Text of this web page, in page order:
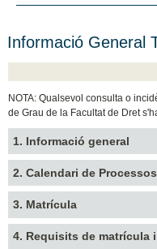
Informació General
NOTA: Qualsevol consulta o
de Grau de la Facultat de Dret
1. Informació general
2. Calendari de Processos
3. Matrícula
4. Requisits de matrícula